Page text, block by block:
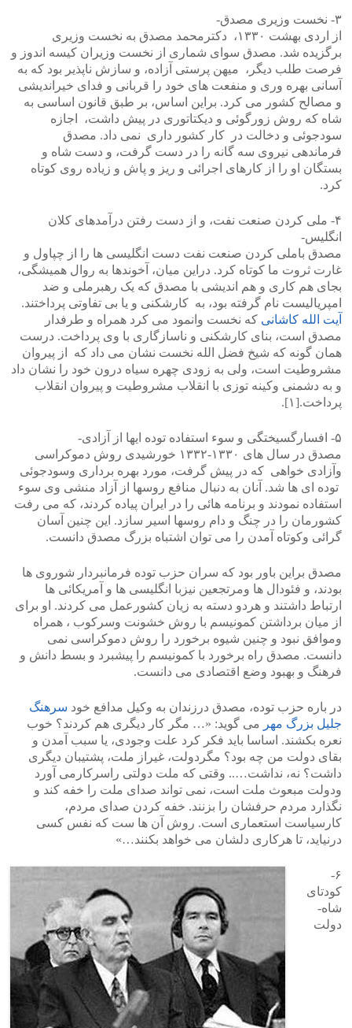
۳- نخست وزیری مصدق-
از اردی بهشت ۱۳۳۰، دکترمحمد مصدق به نخست وزیری
برگزیده شد. مصدق سوای شماری از نخست وزیران کیسه اندوز و
فرصت طلب دیگر، میهن پرستی آزاده، و سازش ناپذیر بود که به
آسانی بهره وری و منفعت های خود را قربانی و فدای خیراندیشی
و مصالح کشور می کرد. براین اساس، بر طبق قانون اساسی به
شاه که روش زورگوئی و دیکتاتوری در پیش داشت، اجازه
سودجوئی و دخالت در کار کشور داری نمی داد. مصدق
فرماندهی نیروی سه گانه را در دست گرفت، و دست شاه و
بستگان او را از کارهای اجرائی و ریز و پاش و زیاده روی کوتاه
کرد.
۴- ملی کردن صنعت نفت، و از دست رفتن درآمدهای کلان
انگلیس-
مصدق باملی کردن صنعت نفت دست انگلیسی ها را از چپاول و
غارت ثروت ما کوتاه کرد. دراین میان، آخوندها به روال همیشگی،
بجای هم کاری و هم اندیشی با مصدق که یک رهبرملی و ضد
امپریالیست نام گرفته بود، به کارشکنی و یا بی تفاوتی پرداختند.
آیت الله کاشانی که نخست وانمود می کرد همراه و طرفدار
مصدق است، بنای کارشکنی و ناسازگاری با وی پرداخت. درست
همان گونه که شیخ فضل الله نخست نشان می داد که از پیروان
مشروطیت است، ولی به زودی چهره سیاه درون خود را نشان داد
و به دشمنی وکینه توزی با انقلاب مشروطیت و پیروان انقلاب
پرداخت.[۱].
۵- افسارگسیختگی و سوء استفاده توده ایها از آزادی-
مصدق در سال های ۱۳۳۰-۱۳۳۲ خورشیدی روش دموکراسی
وآزادی خواهی که در پیش گرفت، مورد بهره برداری وسودجوئی
توده ای ها شد. آنان به دنبال منافع روسها از آزاد منشی وی سوء
استفاده نمودند و برنامه هائی را در ایران پیاده کردند، که می رفت
کشورمان را در چنگ و دام روسها اسیر سازد. این چنین آسان
گرائی وکوتاه آمدن را می توان اشتباه بزرگ مصدق دانست.
مصدق براین باور بود که سران حزب توده فرمانبردار شوروی ها
بودند، و فئودال ها ومرتجعین نیزبا انگلیسی ها و آمریکائی ها
ارتباط داشتند و هردو دسته به زیان کشورعمل می کردند. او برای
از میان برداشتن کمونیسم با روش خشونت وسرکوب ، همراه
وموافق نبود و چنین شیوه برخورد را روش دموکراسی نمی
دانست. مصدق راه برخورد با کمونیسم را پیشبرد و بسط دانش و
فرهنگ و بهبود وضع اقتصادی می دانست.
در باره حزب توده، مصدق درزندان به وکیل مدافع خود سرهنگ
جلیل بزرگ مهر می گوید: «… مگر کار دیگری هم کردند؟ خوب
نعره بکشند. اساسا باید فکر کرد علت وجودی، یا سبب آمدن و
بقای دولت من چه بود؟ مگردولت، غیراز ملت، پشتیبان دیگری
داشت؟ نه، نداشت….. وقتی که ملت دولتی راسرکارمی آورد
ودولت مبعوث ملت است، نمی تواند صدای ملت را خفه کند و
نگذارد مردم حرفشان را بزنند. خفه کردن صدای مردم،
کارسیاست استعماری است. روش آن ها ست که نفس کسی
درنیاید، تا هرکاری دلشان می خواهد بکنند…»
۶-
کودتای
شاه-
دولت